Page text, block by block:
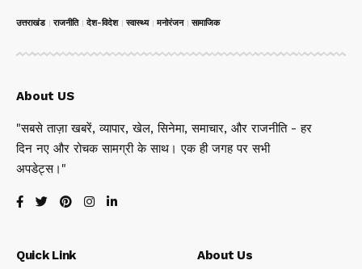
उत्तराखंड राजनीति देश-विदेश स्वास्थ्य मनोरंजन सामाजिक
About US
"सबसे ताज़ा खबरें, व्यापार, खेल, सिनेमा, समाचार, और राजनीति - हर
दिन नए और रोचक सामग्री के साथ। एक ही जगह पर सभी
अपडेट्स।"
Quick Link About Us